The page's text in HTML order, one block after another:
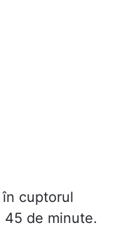
cuptorul
45 de minute.